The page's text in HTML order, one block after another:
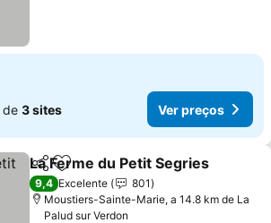
de 3 sites Ver preços
PartilharAdicionar aos favoritos
La Ferme du Petit Segries
9,4 Excelente
801
Moustiers-Sainte-Marie, a 14.8 km de La
Palud sur Verdon